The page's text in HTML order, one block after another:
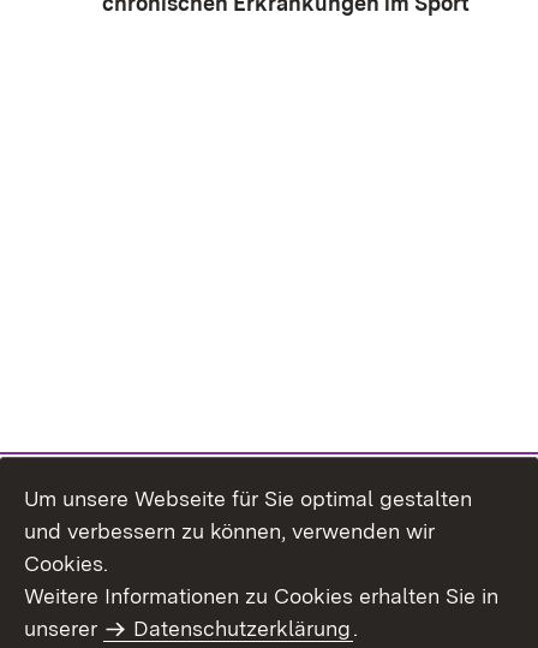
Um unsere Webseite für Sie optimal gestalten
und verbessern zu können, verwenden wir
Cookies.
Weitere Informationen zu Cookies erhalten Sie in
unserer
Datenschutzerklärung.